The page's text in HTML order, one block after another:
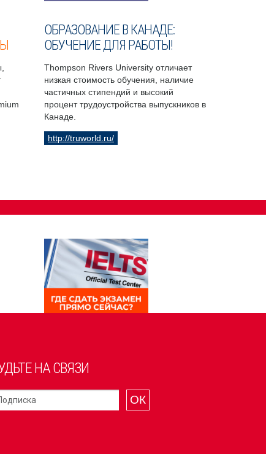
ОБРАЗОВАНИЕ В КАНАДЕ:
ОБУЧЕНИЕ ДЛЯ РАБОТЫ!
Thompson Rivers University отличает
низкая стоимость обучения, наличие
частичных стипендий и высокий
процент трудоустройства выпускников в
Канаде.
http://truworld.ru/
НА СВЯЗИ
ОК